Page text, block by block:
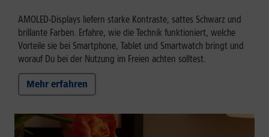
AMOLED-Displays liefern starke Kontraste, sattes Schwarz und
brillante Farben. Erfahre, wie die Technik funktioniert, welche
Vorteile sie bei Smartphone, Tablet und Smartwatch bringt und
worauf Du bei der Nutzung im Freien achten solltest.
Mehr erfahren